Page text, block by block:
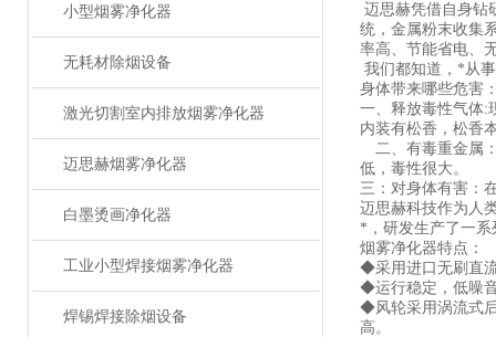
小型烟雾净化器
无耗材除烟设备
激光切割室内排放烟雾净化器
迈思赫烟雾净化器
白墨烫画净化器
工业小型焊接烟雾净化器
焊锡焊接除烟设备
迈思赫凭借自身钻
统，金属粉末收集
率高、节能省电、
我们都知道，*从
身体带来哪些危害
一、释放毒性气体:
内装有松香，松香
二、有毒重金属
低，毒性很大。
三：对身体有害：
迈思赫科技作为人
*，研发生产了一
烟雾净化器特点：
◆采用进口无刷直
◆运行稳定，低噪
◆风轮采用涡流式
高。